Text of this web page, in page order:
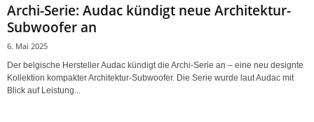
Archi-Serie: Audac kündigt neue Architektur-
Subwoofer an
6. Mai 2025
Der belgische Hersteller Audac kündigt die Archi-Serie an – eine neu designte
Kollektion kompakter Architektur-Subwoofer. Die Serie wurde laut Audac mit
Blick auf Leistung...